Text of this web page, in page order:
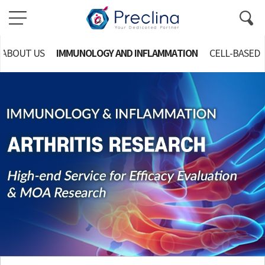
ABOUT US IMMUNOLOGY AND INFLAMMATION CELL-BASED